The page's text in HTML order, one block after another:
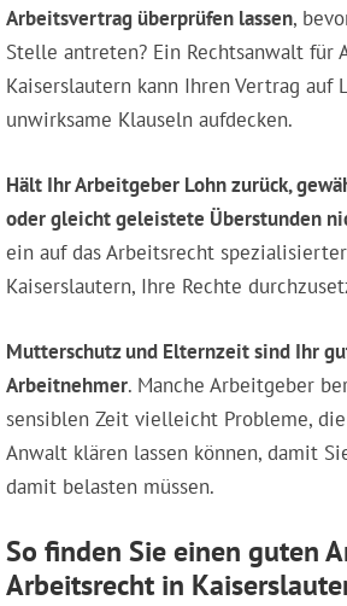
Arbeitsvertrag überprüfen lassen,
Stelle antreten? Ein Rechtsanwalt für
Kaiserslautern kann Ihren Vertrag auf
unwirksame Klauseln aufdecken.
Hält Ihr Arbeitgeber Lohn zurück,
oder gleicht geleistete Überstunden
ein auf das Arbeitsrecht
Kaiserslautern, Ihre Rechte
Mutterschutz und Elternzeit sind Ihr
Arbeitnehmer. Manche Arbeitgeber
sensiblen Zeit vielleicht Probleme,
Anwalt klären lassen können, damit
damit belasten müssen.
So finden Sie einen guten
Arbeitsrecht in